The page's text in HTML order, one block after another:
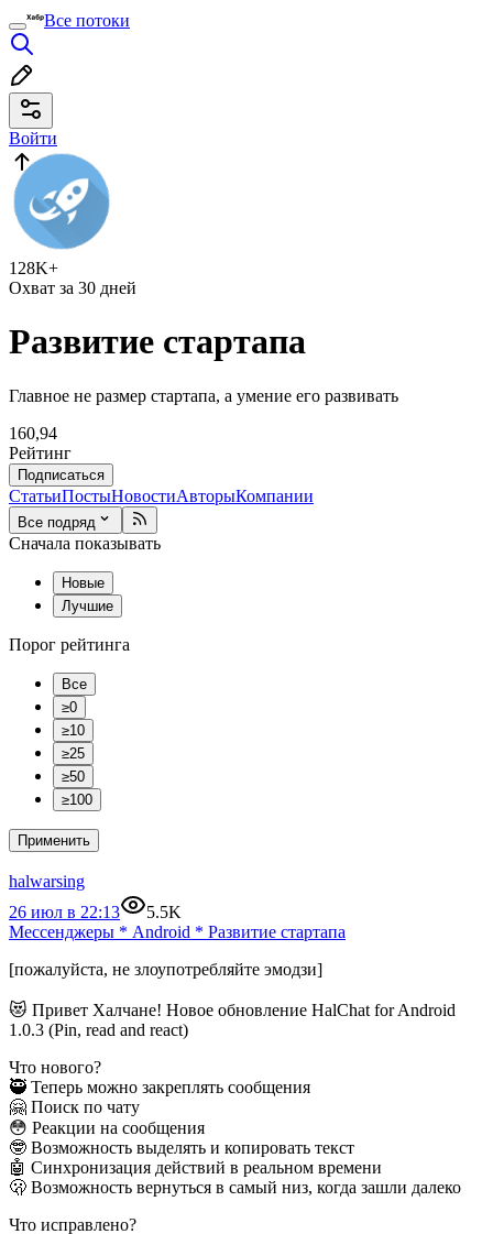
Все потоки
Войти
128K+
Охват за 30 дней
Развитие стартапа
Главное не размер стартапа, а умение его развивать
160,94
Рейтинг
Подписаться
СтатьиПостыНовостиАвторыКомпании
Все подряд
Сначала показывать
Новые
Лучшие
Порог рейтинга
Все
≥0
≥10
≥25
≥50
≥100
Применить
halwarsing
26 июл в 22:13
5.5K
Мессенджеры * Android * Развитие стартапа
[пожалуйста, не злоупотребляйте эмодзи]
😻 Привет Халчане! Новое обновление HalChat for Android
1.0.3 (Pin, read and react)
Что нового?
🥷 Теперь можно закреплять сообщения
🤗 Поиск по чату
😳 Реакции на сообщения
🤓 Возможность выделять и копировать текст
🤖 Синхронизация действий в реальном времени
🫢 Возможность вернуться в самый низ, когда зашли далеко
Что исправлено?